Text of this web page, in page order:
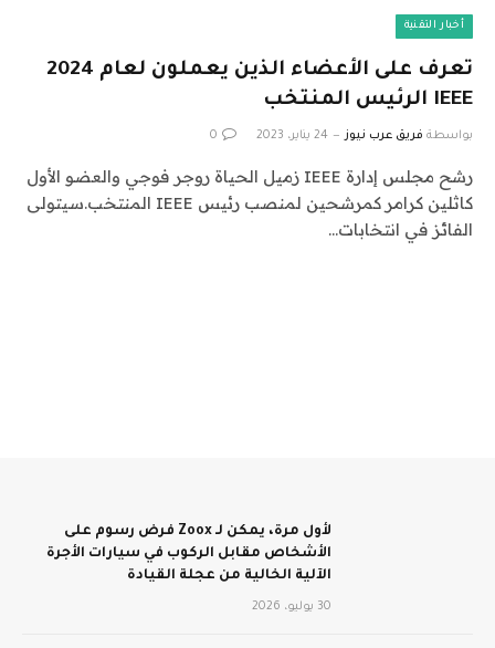
أخبار التقنية
تعرف على الأعضاء الذين يعملون لعام 2024
IEEE الرئيس المنتخب
بواسطة فريق عرب نيوز 24 يناير، 2023 0
رشح مجلس إدارة IEEE زميل الحياة روجر فوجي والعضو الأول
كاثلين كرامر كمرشحين لمنصب رئيس IEEE المنتخب.سيتولى
الفائز في انتخابات…
لأول مرة، يمكن لـ Zoox فرض رسوم على
الأشخاص مقابل الركوب في سيارات الأجرة
الآلية الخالية من عجلة القيادة
30 يوليو، 2026